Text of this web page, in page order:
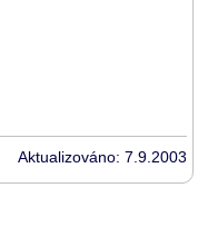
Aktualizováno: 7.9.2003